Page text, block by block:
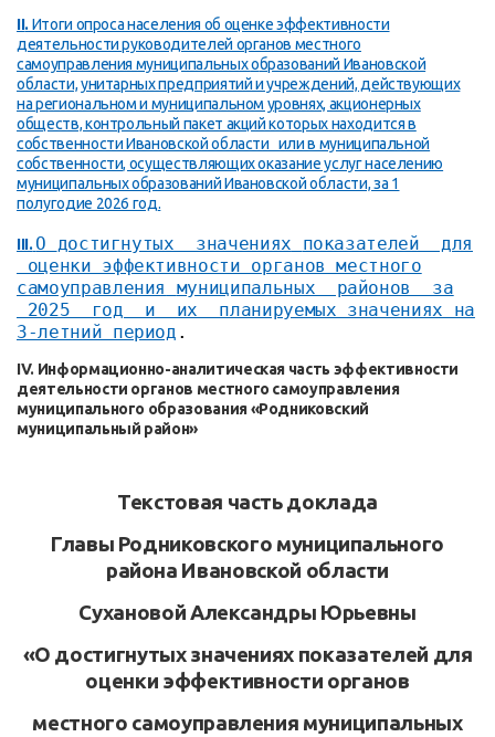
II. Итоги опроса населения об оценке эффективности
деятельности руководителей органов местного
самоуправления муниципальныхобразований Ивановской
области, унитарных предприятий и учреждений, действующих
на региональном и муниципальном уровнях, акционерных
обществ, контрольный пакет акций которых находится в
собственности Ивановской области или в муниципальной
собственности, осуществляющих оказание услуг населению
муниципальных образований Ивановской области, за 1
полугодие 2026 год.
III. О достигнутых значениях
показателей для
оценки эффективности органов местного
самоуправления
муниципальных районов за
2025 год и их планируемых значениях на
3-летний период .
IV. Информационно-аналитическая часть эффективности
деятельности органов местного самоуправления
муниципального образования «Родниковский
муниципальный район»
Текстовая часть доклада
Главы Родниковского муниципального
района Ивановской области
Сухановой Александры Юрьевны
«О достигнутых значениях показателей для
оценки эффективности органов
местного самоуправления муниципальных